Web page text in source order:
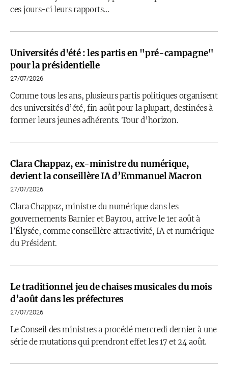
ces jours-ci leurs rapports…
Universités d'été : les partis en "pré-campagne"
pour la présidentielle
27/07/2026
Comme tous les ans, plusieurs partis politiques organisent
des universités d’été, fin août pour la plupart, destinées à
former leurs jeunes adhérents. Tour d’horizon.
Clara Chappaz, ex-ministre du numérique,
devient la conseillère IA d’Emmanuel Macron
27/07/2026
Clara Chappaz, ministre du numérique dans les
gouvernements Barnier et Bayrou, arrive le 1er août à
l’Élysée, comme conseillère attractivité, IA et numérique
du Président.
Le traditionnel jeu de chaises musicales du mois
d’août dans les préfectures
27/07/2026
Le Conseil des ministres a procédé mercredi dernier à une
série de mutations qui prendront effet les 17 et 24 août.